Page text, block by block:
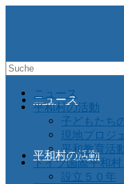
ニュース
平和村の活動
Suche
ニュース
平和村の活動
子どもたち
現地プロジ
平和教育活
ドイツ国際平和村
設立５０年